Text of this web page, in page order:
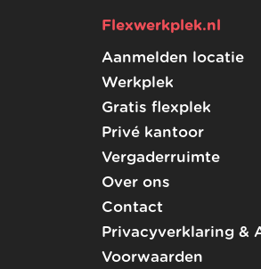
Flexwerkplek.nl
Aanmelden locatie
Werkplek
Gratis flexplek
Privé kantoor
Vergaderruimte
Over ons
Contact
Privacyverklaring &
Voorwaarden